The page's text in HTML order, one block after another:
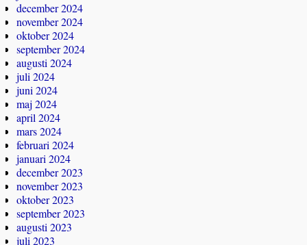
december 2024
november 2024
oktober 2024
september 2024
augusti 2024
juli 2024
juni 2024
maj 2024
april 2024
mars 2024
februari 2024
januari 2024
december 2023
november 2023
oktober 2023
september 2023
augusti 2023
juli 2023